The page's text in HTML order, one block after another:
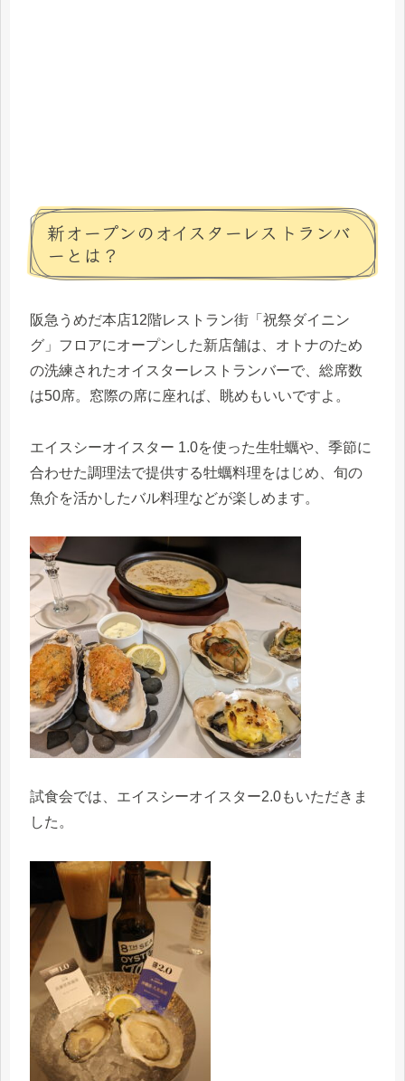
新オープンのオイスターレストランバ
ーとは？
阪急うめだ本店12階レストラン街「祝祭ダイニン
グ」フロアにオープンした新店舗は、オトナのため
の洗練されたオイスターレストランバーで、総席数
は50席。窓際の席に座れば、眺めもいいですよ。
エイスシーオイスター 1.0を使った生牡蠣や、季節に
合わせた調理法で提供する牡蠣料理をはじめ、旬の
魚介を活かしたバル料理などが楽しめます。
試食会では、エイスシーオイスター2.0もいただきま
した。